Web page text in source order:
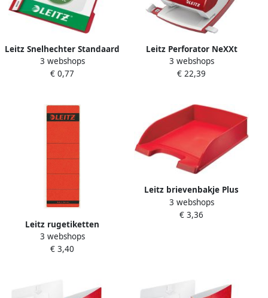
Leitz Snelhechter Standaard
A4 gerecycled PP rood
3 webshops
€ 0,77
Leitz Perforator NeXXt
archief metaal 40 vel rood
3 webshops
€ 22,39
Leitz rugetiketten
zelfklevend ft 6 1 x 19 1 cm
pak van 10 stuks rood
3 webshops
€ 3,40
Leitz brievenbakje Plus
5227 Standaard rood
3 webshops
€ 3,36